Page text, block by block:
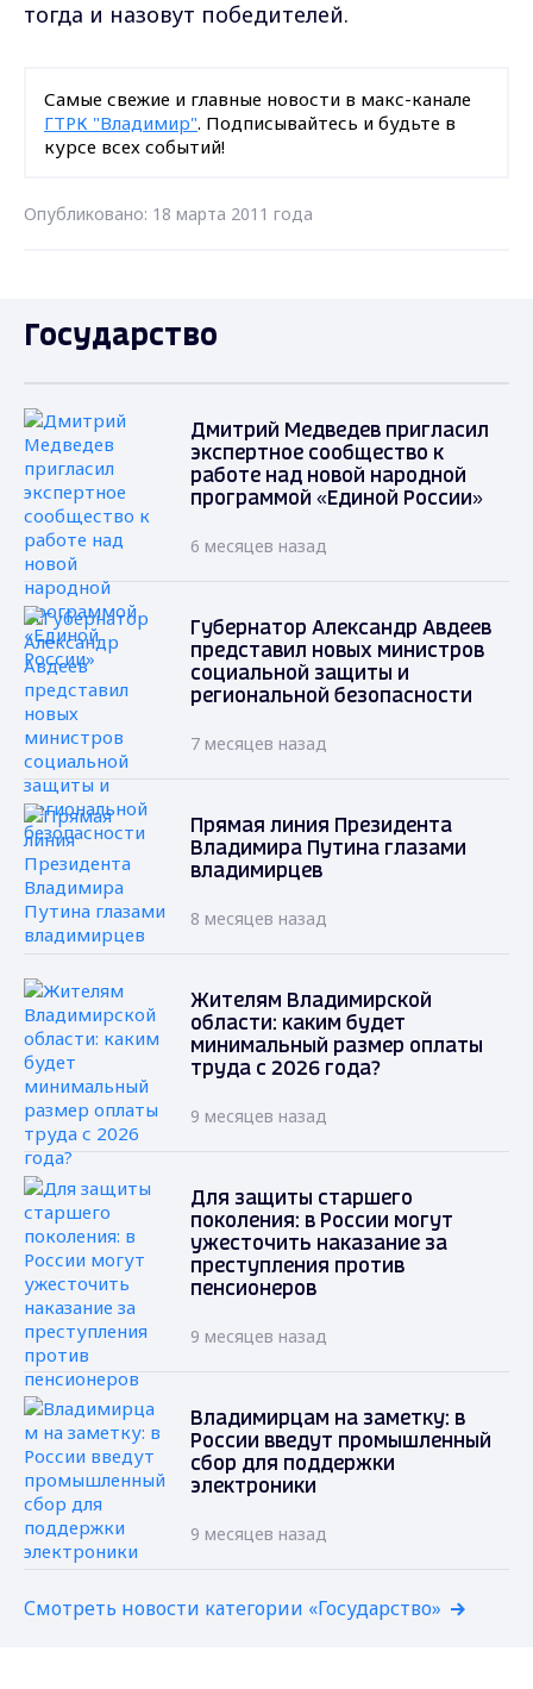
тогда и назовут победителей.
Самые свежие и главные новости в макс-канале
ГТРК "Владимир". Подписывайтесь и будьте в
курсе всех событий!
Опубликовано: 18 марта 2011 года
Государство
Дмитрий Медведев пригласил
экспертное сообщество к
работе над новой народной
программой «Единой России»
6 месяцев назад
Губернатор Александр Авдеев
представил новых министров
социальной защиты и
региональной безопасности
7 месяцев назад
Прямая линия Президента
Владимира Путина глазами
владимирцев
8 месяцев назад
Жителям Владимирской
области: каким будет
минимальный размер оплаты
труда с 2026 года?
9 месяцев назад
Для защиты старшего
поколения: в России могут
ужесточить наказание за
преступления против
пенсионеров
9 месяцев назад
Владимирцам на заметку: в
России введут промышленный
сбор для поддержки
электроники
9 месяцев назад
Смотреть новости категории «Государство»